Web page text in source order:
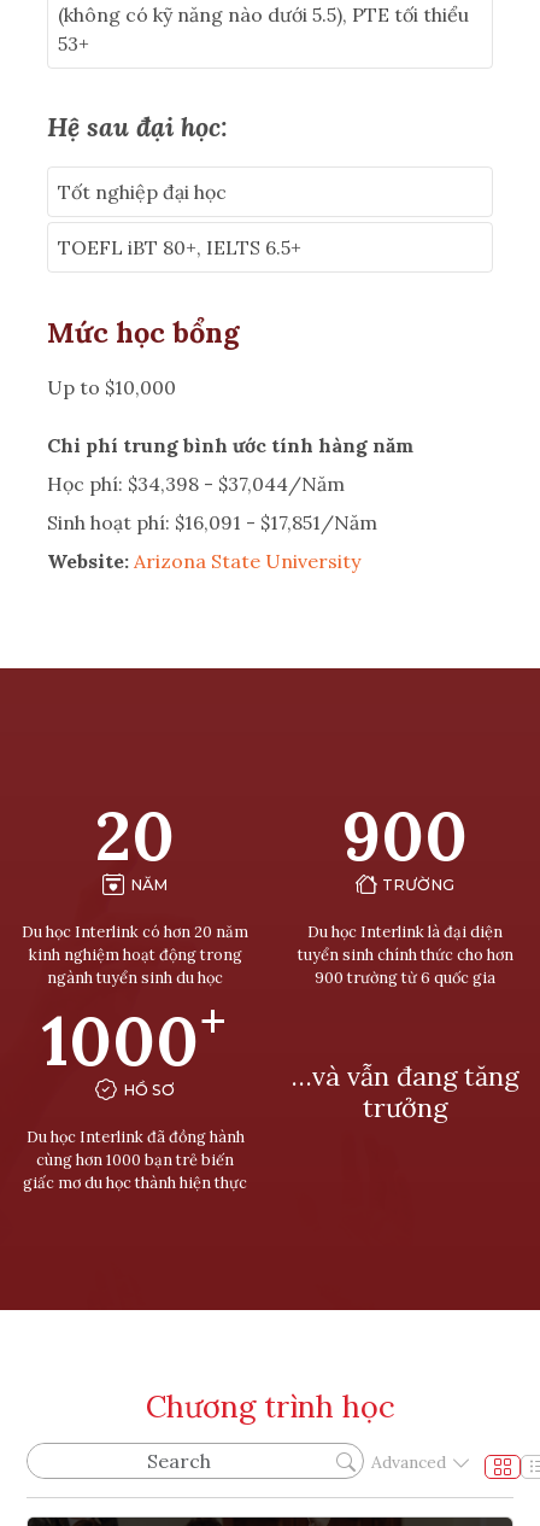
(không có kỹ năng nào dưới 5.5), PTE tối thiểu
53+
Hệ sau đại học:
Tốt nghiệp đại học
TOEFL iBT 80+, IELTS 6.5+
Mức học bổng
Up to $10,000
Chi phí trung bình ước tính hàng năm
Học phí: $34,398 - $37,044/Năm
Sinh hoạt phí: $16,091 - $17,851/Năm
Website: Arizona State University
20
NĂM
Du học Interlink có hơn 20 năm
kinh nghiệm hoạt động trong
ngành tuyển sinh du học
900
TRƯỜNG
Du học Interlink là đại diện
tuyển sinh chính thức cho hơn
900 trường từ 6 quốc gia
1000+
HỒ SƠ
Du học Interlink đã đồng hành
cùng hơn 1000 bạn trẻ biến
giấc mơ du học thành hiện thực
…và vẫn đang tăng
trưởng
Chương trình học
Advanced